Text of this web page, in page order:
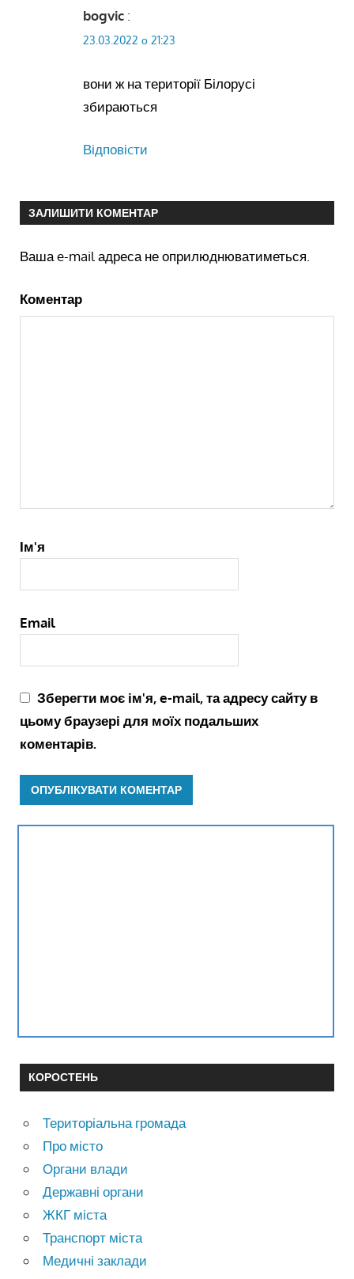
bogvic :
23.03.2022 о 21:23
вони ж на території Білорусі
збираються
Відповіcти
ЗАЛИШИТИ КОМЕНТАР
Ваша e-mail адреса не оприлюднюватиметься.
Коментар
Ім'я
Email
Зберегти моє ім'я, e-mail, та адресу сайту в
цьому браузері для моїх подальших
коментарів.
КОРОСТЕНЬ
Територіальна громада
Про місто
Органи влади
Державні органи
ЖКГ міста
Транспорт міста
Медичні заклади